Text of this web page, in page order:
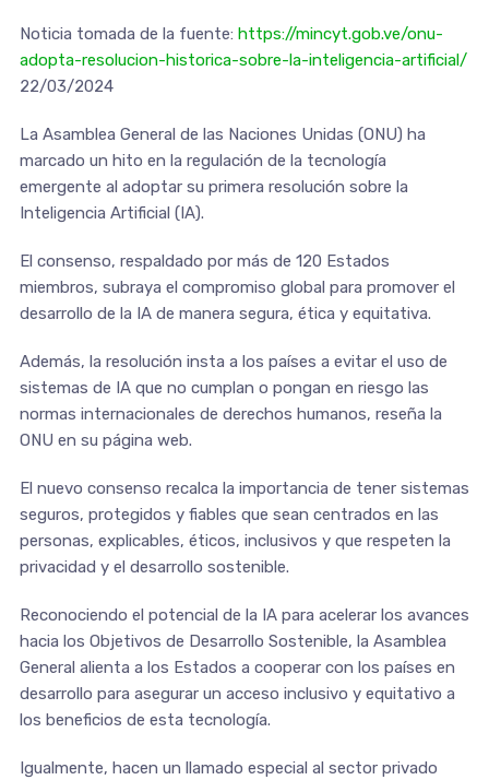
Noticia tomada de la fuente: https://mincyt.gob.ve/onu-
adopta-resolucion-historica-sobre-la-inteligencia-artificial/
22/03/2024
La Asamblea General de las Naciones Unidas (ONU) ha
marcado un hito en la regulación de la tecnología
emergente al adoptar su primera resolución sobre la
Inteligencia Artificial (IA).
El consenso, respaldado por más de 120 Estados
miembros, subraya el compromiso global para promover el
desarrollo de la IA de manera segura, ética y equitativa.
Además, la resolución insta a los países a evitar el uso de
sistemas de IA que no cumplan o pongan en riesgo las
normas internacionales de derechos humanos, reseña la
ONU en su página web.
El nuevo consenso recalca la importancia de tener sistemas
seguros, protegidos y fiables que sean centrados en las
personas, explicables, éticos, inclusivos y que respeten la
privacidad y el desarrollo sostenible.
Reconociendo el potencial de la IA para acelerar los avances
hacia los Objetivos de Desarrollo Sostenible, la Asamblea
General alienta a los Estados a cooperar con los países en
desarrollo para asegurar un acceso inclusivo y equitativo a
los beneficios de esta tecnología.
Igualmente, hacen un llamado especial al sector privado